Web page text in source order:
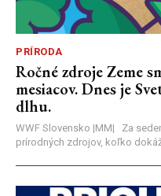
PRÍRODA
Ročné zdroje Zeme
mesiacov. Dnes je
dlhu.
WWF Slovensko |MM| Za
prírodných zdrojov, koľko